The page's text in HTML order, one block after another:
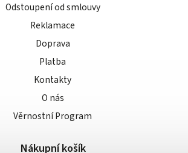
Odstoupení od smlouvy
Reklamace
Doprava
Platba
Kontakty
O nás
Věrnostní Program
Nákupní košík